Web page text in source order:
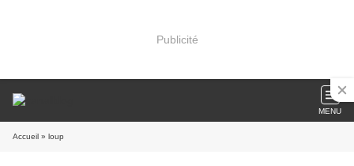
Publicité
MENU
Accueil » loup